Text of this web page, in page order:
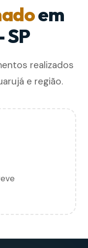
em
SP
realizados
e região.